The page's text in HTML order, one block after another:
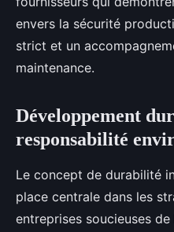
envers la sécurité
strict et un
maintenance.
Développement
responsabilité
Le concept de durabilité
place centrale dans les
entreprises soucieuses